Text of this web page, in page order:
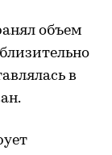
объем
в